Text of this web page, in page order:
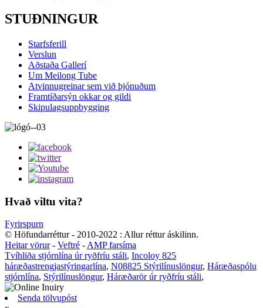
STUÐNINGUR
Starfsferill
Verslun
Aðstaða Gallerí
Um Meilong Tube
Atvinnugreinar sem við þjónuðum
Framtíðarsýn okkar og gildi
Skipulagsuppbygging
Hvað viltu vita?
Fyrirspurn
© Höfundarréttur - 2010-2022 : Allur réttur áskilinn.
Heitar vörur- Veftré - AMP farsíma
Tvíhliða stjórnlína úr ryðfríu stáli, Incoloy 825
háræðastrengjastýringarlína, N08825 Stýrilínuslöngur, Háræðaspólu
stjórnlína, Stýrilínuslöngur, Háræðarör úr ryðfríu stáli,
Senda tölvupóst